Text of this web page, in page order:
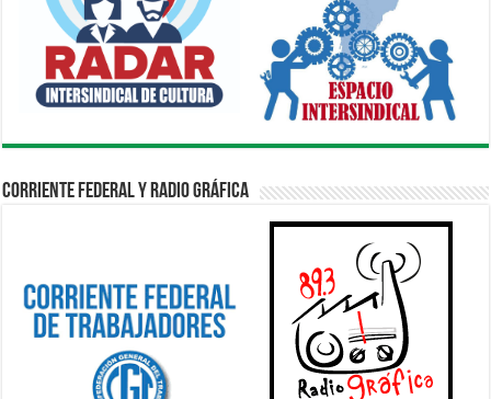
Corriente Federal y Radio Gráfica